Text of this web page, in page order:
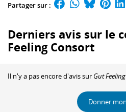
Partager sur :
Derniers avis sur le
Feeling Consort
Il n'y a pas encore d'avis sur Gut
Donner